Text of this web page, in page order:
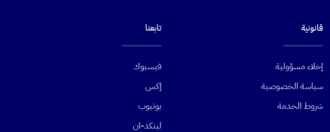
قانونية
إخلاء مسؤولية
سياسة الخصوصية
شروط الخدمة
تابعنا
فيسبوك
إكس
يوتيوب
لينكد-ان